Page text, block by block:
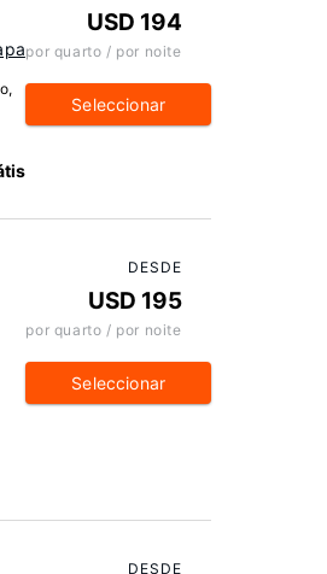
USD 194
por quarto / por noite
Seleccionar
DESDE
USD 195
por quarto / por noite
Seleccionar
DESDE